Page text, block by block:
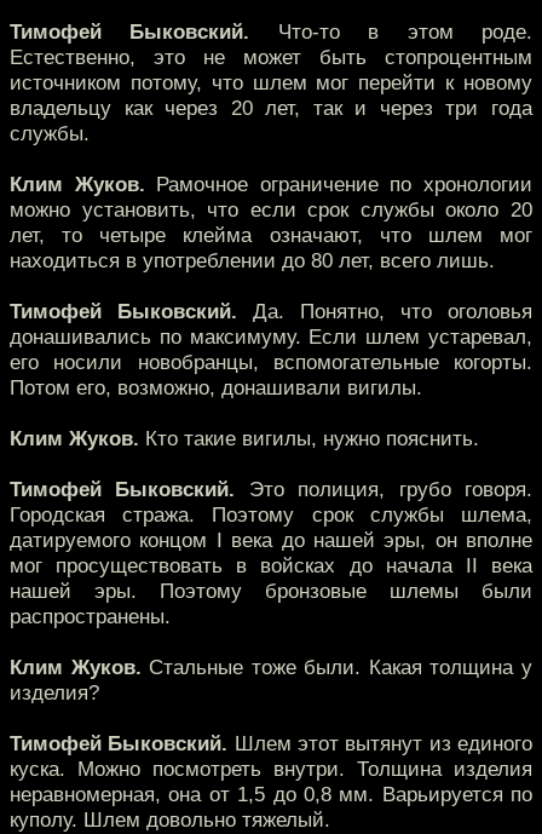
Тимофей Быковский. Что-то в этом роде.
Естественно, это не может быть стопроцентным
источником потому, что шлем мог перейти к новому
владельцу как через 20 лет, так и через три года
службы.
Клим Жуков. Рамочное ограничение по хронологии
можно установить, что если срок службы около 20
лет, то четыре клейма означают, что шлем мог
находиться в употреблении до 80 лет, всего лишь.
Тимофей Быковский. Да. Понятно, что оголовья
донашивались по максимуму. Если шлем устаревал,
его носили новобранцы, вспомогательные когорты.
Потом его, возможно, донашивали вигилы.
Клим Жуков. Кто такие вигилы, нужно пояснить.
Тимофей Быковский. Это полиция, грубо говоря.
Городская стража. Поэтому срок службы шлема,
датируемого концом I века до нашей эры, он вполне
мог просуществовать в войсках до начала II века
нашей эры. Поэтому бронзовые шлемы были
распространены.
Клим Жуков. Стальные тоже были. Какая толщина у
изделия?
Тимофей Быковский. Шлем этот вытянут из единого
куска. Можно посмотреть внутри. Толщина изделия
неравномерная, она от 1,5 до 0,8 мм. Варьируется по
куполу. Шлем довольно тяжелый.